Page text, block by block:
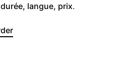
langue, prix.